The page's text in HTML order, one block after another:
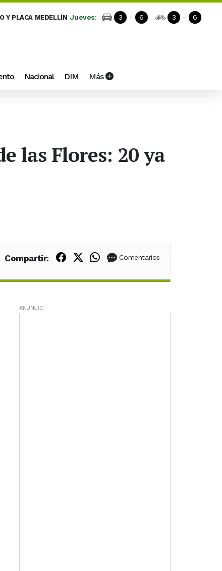
Y PLACA MEDELLÍN Jueves: 3 - 6 3 - 6
Nacional DIM Más
las Flores: 20 ya
Compartir: Compartir en Facebook
Compartir en X (Twitter)
Compartir en WhatsApp
Comentarios
ANUNCIO